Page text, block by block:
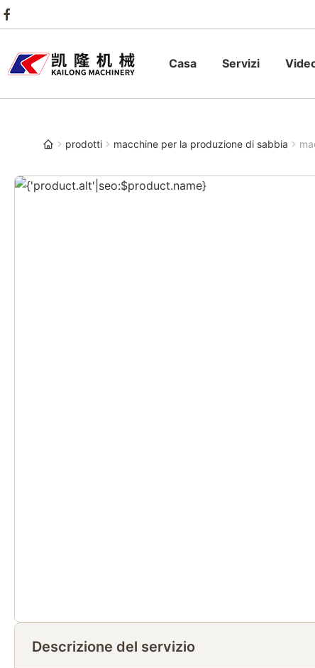
Casa Servizi
prodotti macchine per la produzione di sabbia
Descrizione del servizio